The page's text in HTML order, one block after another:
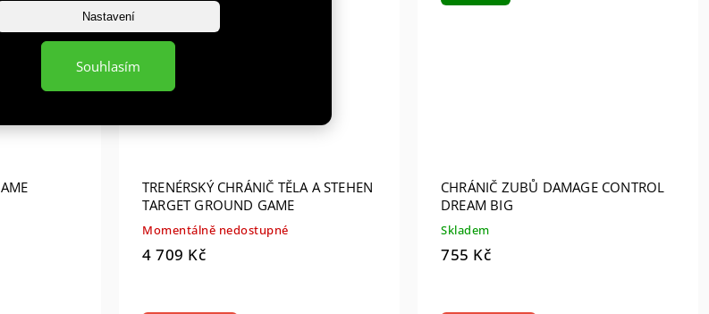
Nastavení
Souhlasím
TRENÉRSKÝ CHRÁNIČ TĚLA A STEHEN
TARGET GROUND GAME
Momentálně nedostupné
4 709 Kč
CHRÁNIČ ZUBŮ DAMAGE CONTROL
DREAM BIG
Skladem
755 Kč